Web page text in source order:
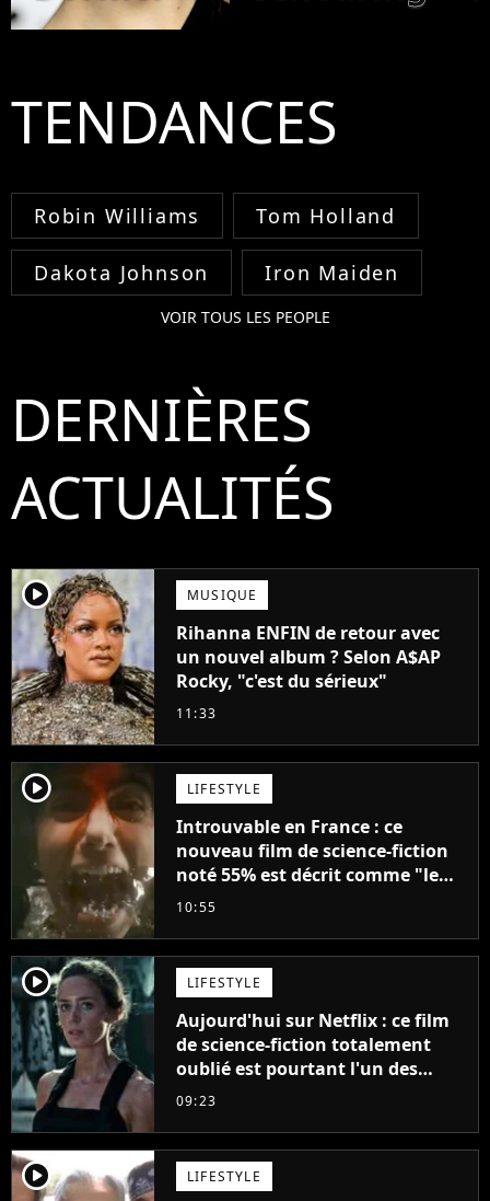
TENDANCES
Robin Williams Tom Holland
Dakota Johnson Iron Maiden
VOIR TOUS LES PEOPLE
DERNIÈRES
ACTUALITÉS
player2 MUSIQUE
Rihanna ENFIN de retour avec
un nouvel album ? Selon A$AP
Rocky, "c'est du sérieux"
11:33
player2 LIFESTYLE
Introuvable en France : ce
nouveau film de science-fiction
noté 55% est décrit comme "le
plus stupide de l'année"
10:55
player2 LIFESTYLE
Aujourd'hui sur Netflix : ce film
de science-fiction totalement
oublié est pourtant l'un des
meilleurs des années 2010
09:23
player2 LIFESTYLE